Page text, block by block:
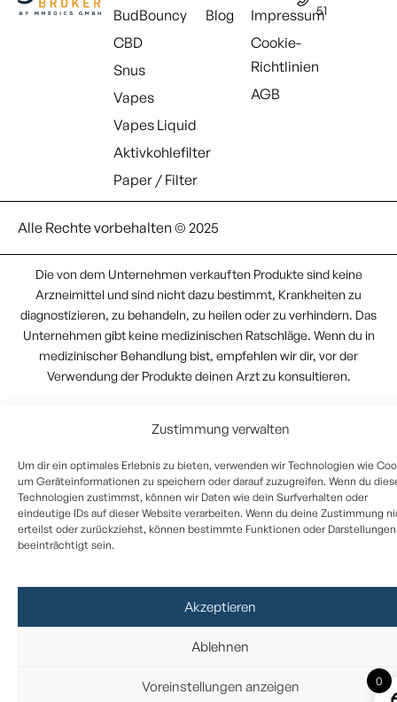
Zustimmung verwalten
Um dir ein optimales Erlebnis zu bieten, verwenden wir Technologien wie
um Geräteinformationen zu speichern oder darauf zuzugreifen. Wenn du
Technologien zustimmst, können wir Daten wie dein Surfverhalten oder
eindeutige IDs auf dieser Website verarbeiten. Wenn du deine Zustimmung
erteilst oder zurückziehst, können bestimmte Funktionen oder Darstellungen
beeinträchtigt sein.
Akzeptieren
Ablehnen
Voreinstellungen anzeigen
BudBouncy
CBD
Snus
Vapes
Vapes Liquid
Aktivkohlefilter
Paper / Filter
Blog
Impressum
Cookie-
Richtlinien
AGB
51
Alle Rechte vorbehalten © 2025
Die von dem Unternehmen verkauften Produkte sind keine
Arzneimittel und sind nicht dazu bestimmt, Krankheiten zu
diagnostizieren, zu behandeln, zu heilen oder zu verhindern. Das
Unternehmen gibt keine medizinischen Ratschläge. Wenn du in
medizinischer Behandlung bist, empfehlen wir dir, vor der
Verwendung der Produkte deinen Arzt zu konsultieren.
0